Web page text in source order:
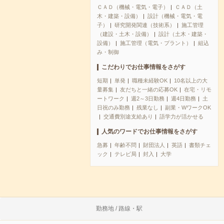
ＣＡＤ（機械・電気・電子）
ＣＡＤ（土
木・建築・設備）
設計（機械・電気・電
子）
研究開発関連（技術系）
施工管理
（建設・土木・設備）
設計（土木・建築・
設備）
施工管理（電気・プラント）
組込
み・制御
こだわりでお仕事情報をさがす
短期 単発 職種未経験OK
10名以上の大
量募集
友だちと一緒の応募OK
在宅・リモ
ートワーク
週2～3日勤務 週4日勤務
土
日祝のみ勤務
残業なし
副業・WワークOK
交通費別途支給あり
語学力が活かせる
人気のワードでお仕事情報をさがす
急募 年齢不問 財団法人 英語
書類チェ
ック
テレビ局 封入 大学
勤務地 / 路線・駅